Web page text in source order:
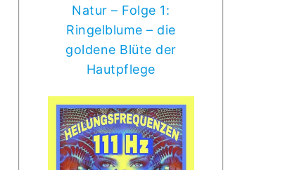
Natur – Folge 1:
Ringelblume – die
goldene Blüte der
Hautpflege